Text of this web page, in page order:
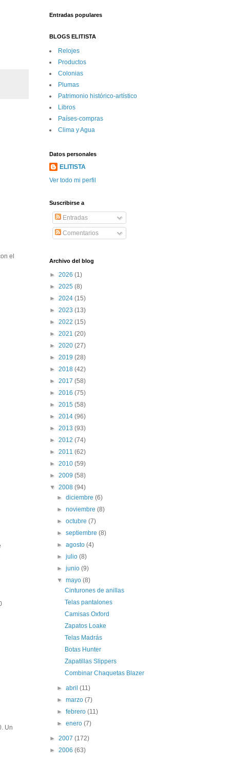
el
Un
Entradas populares
BLOGS ELITISTA
Relojes
Productos
Colonias
Plumas
Patrimonio histórico-artí­stico
Libros
Paí­ses-compras
Clima y Agua
Datos personales
ELITISTA
Ver todo mi perfil
Suscribirse a
Entradas
Comentarios
Archivo del blog
► 2026 (1)
► 2025 (8)
► 2024 (15)
► 2023 (13)
► 2022 (15)
► 2021 (20)
► 2020 (27)
► 2019 (28)
► 2018 (42)
► 2017 (58)
► 2016 (75)
► 2015 (58)
► 2014 (96)
► 2013 (93)
► 2012 (74)
► 2011 (62)
► 2010 (59)
► 2009 (58)
▼ 2008 (94)
►diciembre(6)
►noviembre(8)
►octubre(7)
►septiembre(8)
►agosto(4)
►julio(8)
►junio(9)
▼mayo(8)
Cinturones de anillas
Telas pantalones
Camisas Oxford
Zapatos Loake
Telas Madrás
Botas Hunter
Zapatillas Slippers
Combinar Chaquetas Blazer
►abril(11)
►marzo(7)
►febrero(11)
►enero(7)
► 2007 (172)
► 2006 (63)